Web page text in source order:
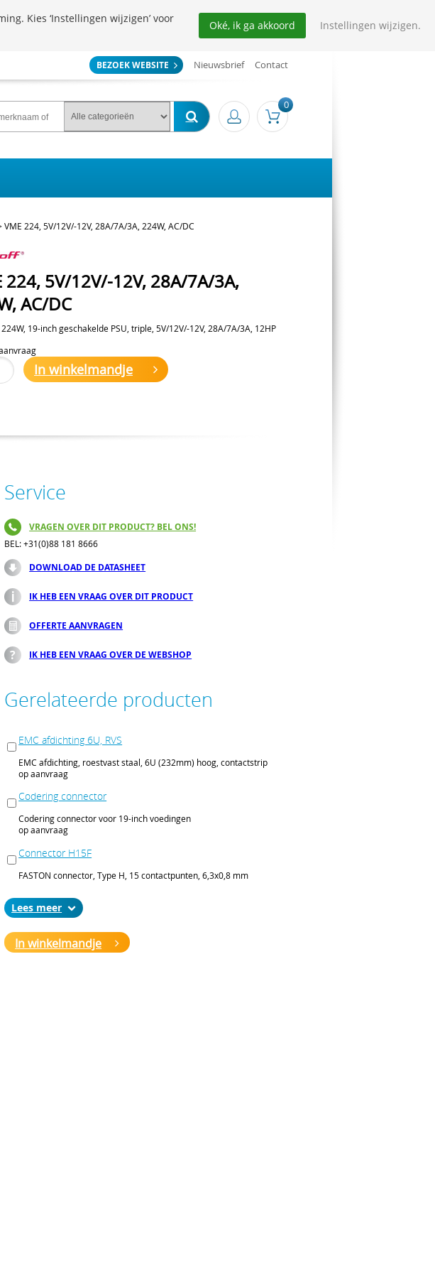
BEZOEK WEBSITE Nieuwsbrief Contact
0
VME 224, 5V/12V/-12V, 28A/7A/3A, 224W, AC/DC
224, 5V/12V/-12V, 28A/7A/3A,
AC/DC
19-inch geschakelde PSU, triple, 5V/12V/-12V, 28A/7A/3A, 12HP
In winkelmandje
Service
VRAGEN OVER DIT PRODUCT? BEL ONS!
BEL: +31(0)88 181 8666
DOWNLOAD DE DATASHEET
IK HEB EEN VRAAG OVER DIT PRODUCT
OFFERTE AANVRAGEN
IK HEB EEN VRAAG OVER DE WEBSHOP
Gerelateerde producten
EMC afdichting 6U, RVS
EMC afdichting, roestvast staal, 6U (232mm) hoog, contactstrip
op aanvraag
Codering connector
Codering connector voor 19-inch voedingen
op aanvraag
Connector H15F
FASTON connector, Type H, 15 contactpunten, 6,3x0,8 mm
Lees
In winkelmandje
Kies ‘Instellingen wijzigen’ voor
Oké, ik ga akkoord Instellingen wijzigen.